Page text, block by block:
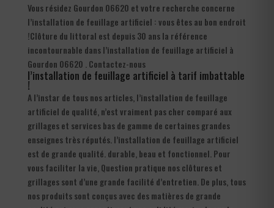
Vous résidez Gourdon 06620 et votre recherche concerne
l’installation de feuillage artificiel : vous êtes au bon endroit
!Clôture du littoral est depuis 30 ans la référence
incontournable dans l’installation de feuillage artificiel à
Gourdon 06620 . Contactez-nous
l’installation de feuillage artificiel à tarif imbattable
!
A l’instar de tous nos articles, l’installation de feuillage
artificiel de qualité, n’est vraiment pas cher comparé aux
grillages et services bas de gamme de certaines grandes
enseignes très réputés. l’installation de feuillage artificiel
est de grande qualité. durable, beau et fonctionnel. Pour
vous faciliter la vie, Question pratique nos clôtures et
grillages sont d’une grande facilité d’entretien. De plus, tous
nos produits sont conçus avec des matières de grande